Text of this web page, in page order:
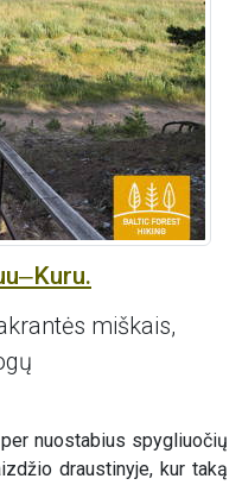
miškais,
nuostabius spygliuočių
draustinyje, kur taką